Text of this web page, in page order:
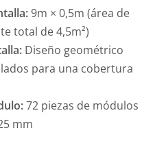
9m × 0,5m (área de
total de 4,5m²)
Diseño geométrico
para una cobertura
72 piezas de módulos
mm